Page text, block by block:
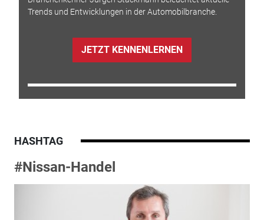
Trends und Entwicklungen in der Automobilbranche.
JETZT KENNENLERNEN
HASHTAG
#Nissan-Handel